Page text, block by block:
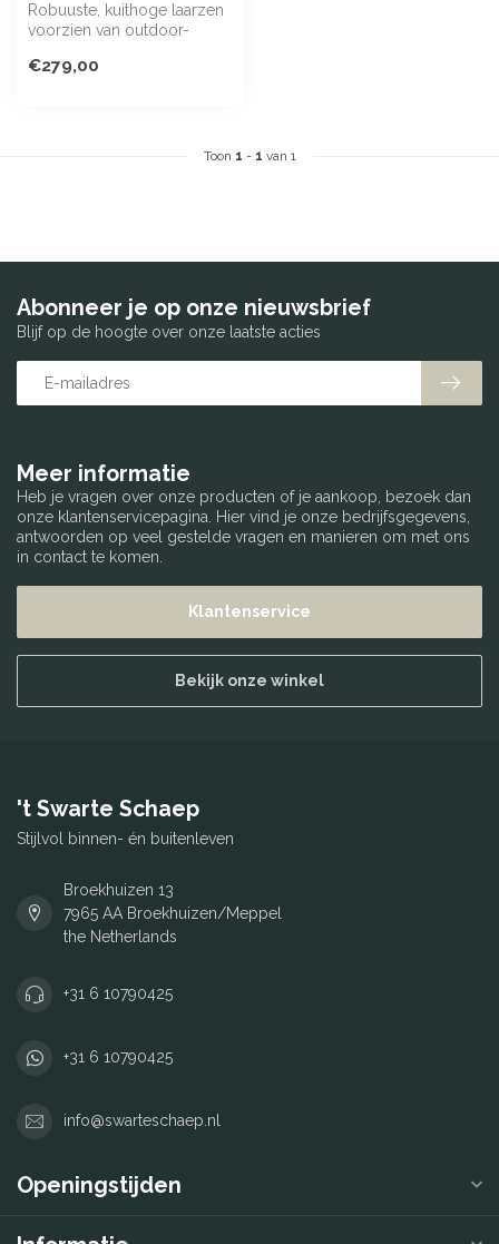
Robuuste, kuithoge laarzen
voorzien van outdoor-
hakzool,...
€279,00
Toon 1 - 1 van 1
Meer informatie
Heb je vragen over onze producten of je aankoop, bezoek dan
onze klantenservicepagina. Hier vind je onze bedrijfsgegevens,
antwoorden op veel gestelde vragen en manieren om met ons
in contact te komen.
Klantenservice
Bekijk onze winkel
Abonneer je op onze nieuwsbrief
Blijf op de hoogte over onze laatste acties
't Swarte Schaep
Stijlvol binnen- én buitenleven
Broekhuizen 13
7965 AA Broekhuizen/Meppel
the Netherlands
+31 6 10790425
+31 6 10790425
info@swarteschaep.nl
Openingstijden